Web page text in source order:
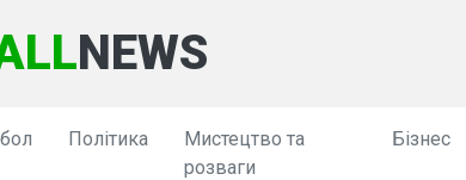
NEWS
Політика
Мистецтво та
розваги
Бізнес